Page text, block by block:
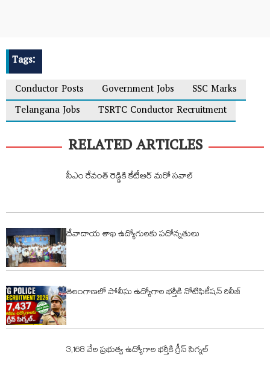
Tags:
Conductor Posts
Government Jobs
SSC Marks
Telangana Jobs
TSRTC Conductor Recruitment
RELATED ARTICLES
సీఎం రేవంత్ రెడ్డికి కేటీఆర్ మరో సవాల్
దేవాదాయ శాఖ ఉద్యోగులకు పదోన్నతులు
తెలంగాణలో పోలీసు ఉద్యోగాల భర్తీకి నోటిఫికేషన్‌ రిలీజ్
3,168 వేల ప్రభుత్వ ఉద్యోగాల భర్తీకి గ్రీన్ సిగ్నల్